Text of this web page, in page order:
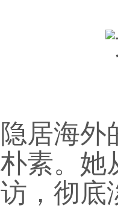
隐居海外
朴素。她
访，彻底